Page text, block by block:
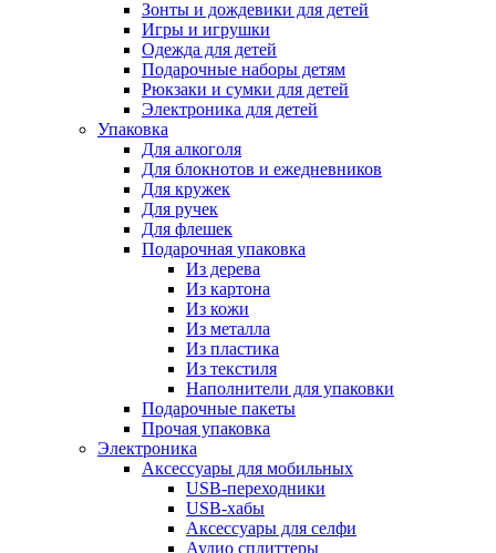
Зонты и дождевики для детей
Игры и игрушки
Одежда для детей
Подарочные наборы детям
Рюкзаки и сумки для детей
Электроника для детей
Упаковка
Для алкоголя
Для блокнотов и ежедневников
Для кружек
Для ручек
Для флешек
Подарочная упаковка
Из дерева
Из картона
Из кожи
Из металла
Из пластика
Из текстиля
Наполнители для упаковки
Подарочные пакеты
Прочая упаковка
Электроника
Аксессуары для мобильных
USB-переходники
USB-хабы
Аксессуары для селфи
Аудио сплиттеры